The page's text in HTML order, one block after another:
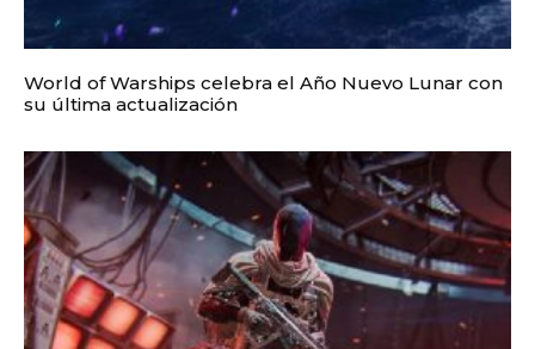
World of Warships celebra el Año Nuevo Lunar con
su última actualización